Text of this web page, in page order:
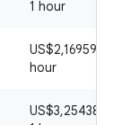
1 hour
US$2,16959184
hour